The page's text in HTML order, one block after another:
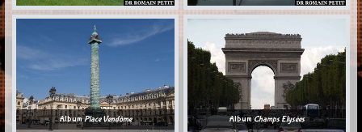
AlbumPlace Vendôme AlbumChamps Elysées